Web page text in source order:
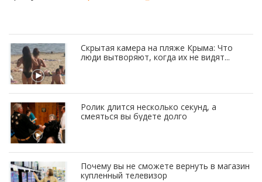
Скрытая камера на пляже Крыма: Что
люди вытворяют, когда их не видят...
Ролик длится несколько секунд, а
смеяться вы будете долго
Почему вы не сможете вернуть в магазин
купленный телевизор